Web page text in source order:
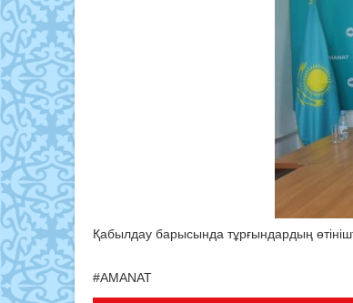
Қабылдау барысында тұрғындардың
#AMANAT